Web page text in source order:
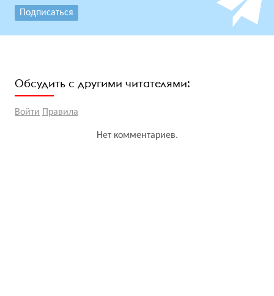
Подписаться
Обсудить с другими читателями:
Войти Правила
Нет комментариев.